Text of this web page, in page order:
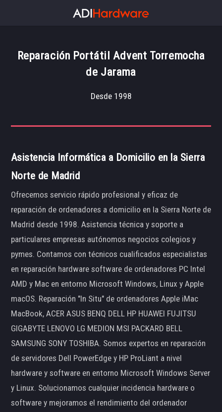
Reparación Portátil Advent Torremocha
de Jarama
Desde 1998
Asistencia Informática a Domicilio en la Sierra
Norte de Madrid
Ofrecemos servicio rápido profesional y eficaz de
reparación de ordenadores a domicilio en la Sierra Norte de
Madrid desde 1998. Asistencia técnica y soporte a
particulares empresas autónomos negocios colegios y
pymes. Contamos con técnicos cualificados especialistas
en reparación hardware software de ordenadores PC Intel
AMD y Mac en entorno Microsoft Windows, Linux y Apple
macOS. Reparación "In Situ" de ordenadores Apple iMac
MacBook, ACER ASUS BENQ DELL HP HUAWEI FUJITSU
GIGABYTE LENOVO LG MEDION MSI PACKARD BELL
SAMSUNG SONY TOSHIBA. Somos expertos en reparación
de servidores Dell PowerEdge y HP ProLiant a nivel
hardware y software en entorno Microsoft Windows Server
y Linux. Solucionamos cualquier incidencia hardware o
software y mejoramos el rendimiento del ordenador